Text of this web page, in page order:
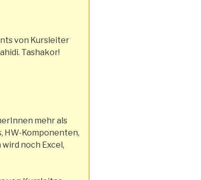
von Kursleiter
Tashakor!
mehr als
HW-Komponenten,
noch Excel,